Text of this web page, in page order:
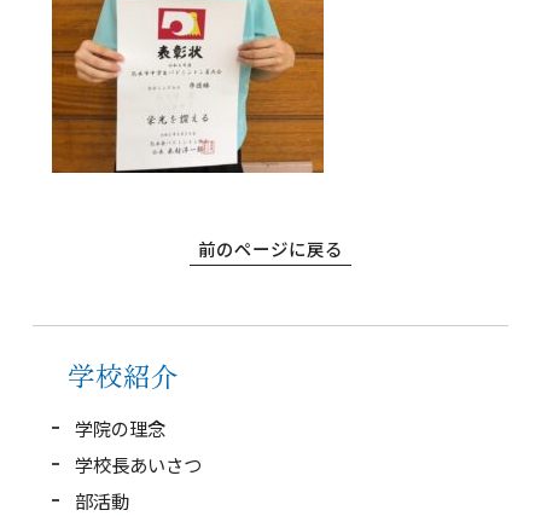
前のページに戻る
学校紹介
学院の理念
学校長あいさつ
部活動